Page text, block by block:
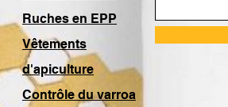
Ruches en EPP
Vêtements
d'apiculture
Contrôle du varroa